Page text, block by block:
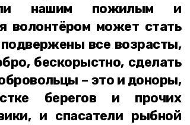
нашим пожилым и
волонтёром может стать
все возрасты,
бескорыстно, сделать
– это и доноры,
берегов и прочих
и спасатели рыбной